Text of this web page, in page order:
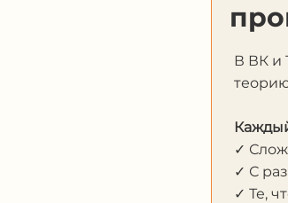
В ВК и
✓
✓ С
✓ Те,